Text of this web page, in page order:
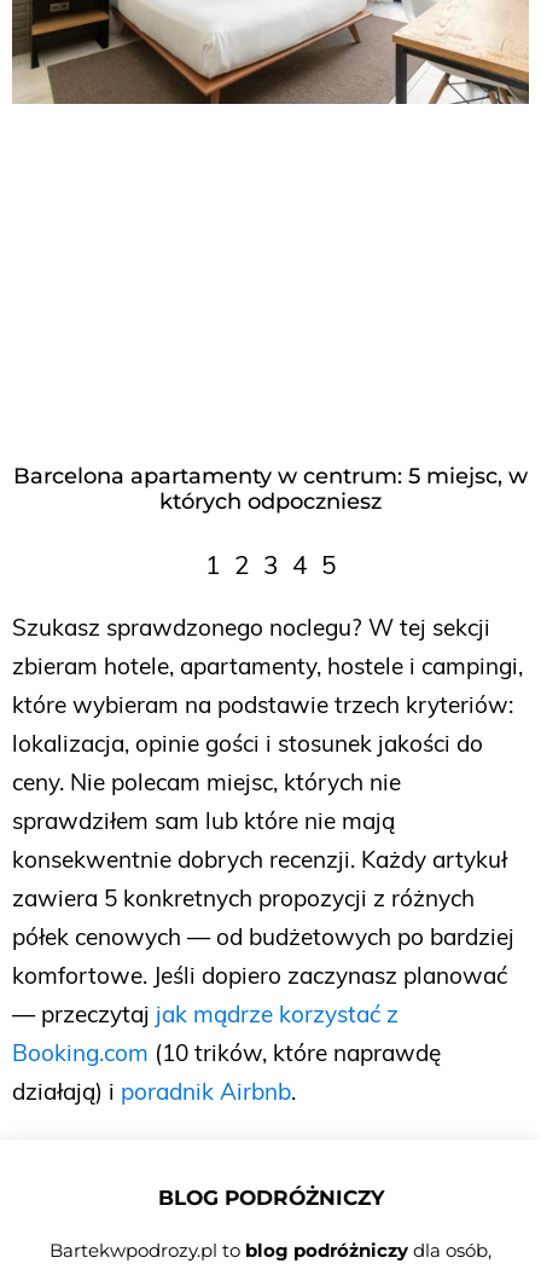
Barcelona apartamenty w centrum: 5 miejsc, w
których odpoczniesz
1 2 3 4 5
Szukasz sprawdzonego noclegu? W tej sekcji
zbieram hotele, apartamenty, hostele i campingi,
które wybieram na podstawie trzech kryteriów:
lokalizacja, opinie gości i stosunek jakości do
ceny. Nie polecam miejsc, których nie
sprawdziłem sam lub które nie mają
konsekwentnie dobrych recenzji. Każdy artykuł
zawiera 5 konkretnych propozycji z różnych
półek cenowych — od budżetowych po bardziej
komfortowe. Jeśli dopiero zaczynasz planować
— przeczytaj jak mądrze korzystać z
Booking.com (10 trików, które naprawdę
działają) i poradnik Airbnb.
BLOG PODRÓŻNICZY
Bartekwpodrozy.pl to blog podróżniczy dla osób,